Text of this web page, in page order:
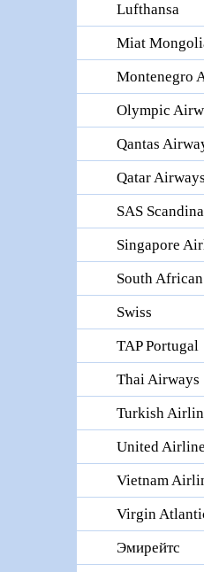
Lufthansa
Miat
Montenegro
Olympic
Qantas
Qatar Airways
SAS
Singapore
South
Swiss
TAP Portugal
Thai Airways
Turkish
United
Vietnam
Virgin
Эмирейтс